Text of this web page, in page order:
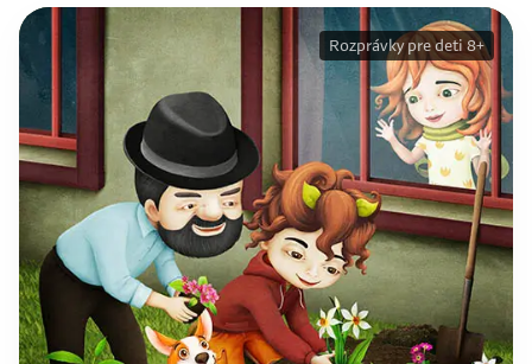
Rozprávky pre deti 8+